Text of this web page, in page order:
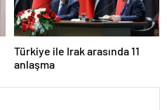
Türkiye ile Irak arasında 11
anlaşma